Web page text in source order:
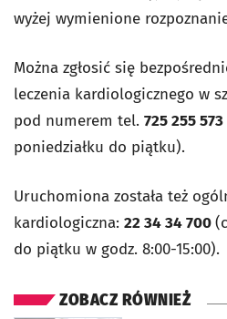
wyżej wymienione
Można zgłosić się
leczenia kardiologicznego w
pod numerem tel. 725 255 573
poniedziałku do piątku).
Uruchomiona została też
kardiologiczna: 22 34 34 700
do piątku w godz. 8:00-15:00).
ZOBACZ RÓWNIEŻ